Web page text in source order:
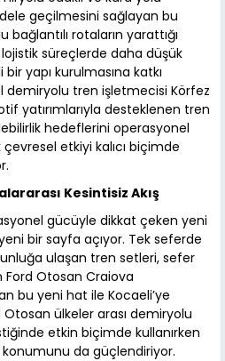
geçilmesini sağlayan bu
rotaların yarattığı
süreçlerde daha düşük
yapı kurulmasına katkı
demiryolu tren işletmecisi Körfez
yatırımlarıyla desteklenen tren
hedeflerini operasyonel
etkiyi kalıcı biçimde
Kesintisiz Akış
gücüyle dikkat çeken yeni
bir sayfa açıyor. Tek seferde
ulaşan tren setleri, sefer
Ford Otosan Craiova
bu yeni hat ile Kocaeli’ye
Otosan ülkeler arası demiryolu
etkin biçimde kullanırken
konumunu da güçlendiriyor.